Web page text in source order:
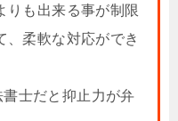
りも出来る事が制限
、柔軟な対応ができ
書士だと抑止力が弁